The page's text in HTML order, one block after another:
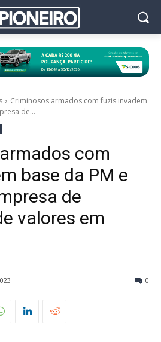
Criminosos armados com fuzis invadem
de...
com
base da PM e
de
valores em
0